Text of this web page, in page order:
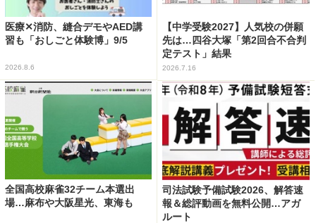
医療✕消防、縫合デモやAED講
習も「おしごと体験博」9/5
2026.8.6
【中学受験2027】人気校の併願
先は…四谷大塚「第2回合不合判
定テスト」結果
2026.7.16
全国高校麻雀32チーム本選出
場…麻布や大阪星光、東海も
司法試験予備試験2026、解答速
報＆総評動画を無料公開…アガ
ルート